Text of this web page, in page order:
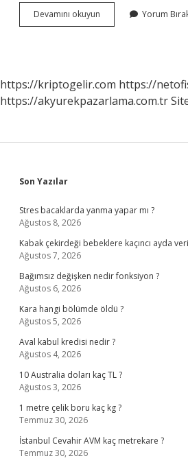
Devamını okuyun Sahipsiz
Mal
Yorum
https://kriptogelir.com https://
https://akyurekpazarlama.com.tr
Sidebar
Son Yazılar
Stres bacaklarda yanma yapar mı ?
Ağustos 8, 2026
Kabak çekirdeği bebeklere kaçıncı ayda
Ağustos 7, 2026
Bağımsız değişken nedir fonksiyon ?
Ağustos 6, 2026
Kara hangi bölümde öldü ?
Ağustos 5, 2026
Aval kabul kredisi nedir ?
Ağustos 4, 2026
10 Australia doları kaç TL ?
Ağustos 3, 2026
1 metre çelik boru kaç kg ?
Temmuz 30, 2026
İstanbul Cevahir AVM kaç metrekare ?
Temmuz 30, 2026